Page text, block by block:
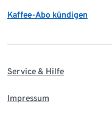
Kaffee-Abo kündigen
Service & Hilfe
Impressum